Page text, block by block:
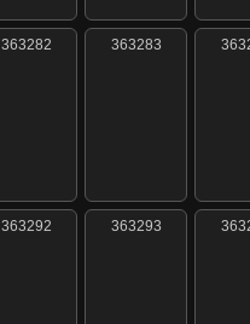
363282 363283
363292 363293